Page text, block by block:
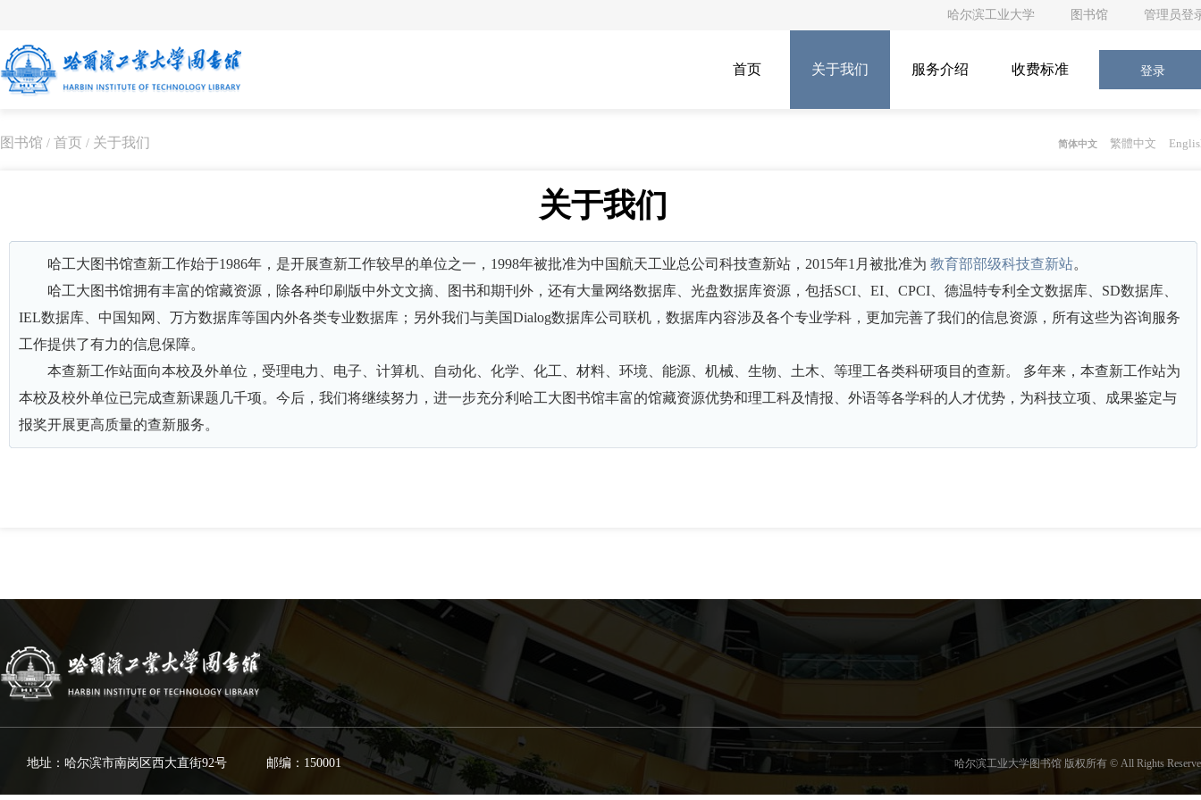
哈尔滨工业大学 图书馆 管理员登
登录
首页 关于我们 服务介绍 收费标准
简体中文 繁體中文
图书馆 / 首页 / 关于我们
关于我们
哈工大图书馆查新工作始于1986年，是开展查新工作较早的单位之一，1998年被批准为中国航天工业总公司科技查新站，2015年1月被批准为 教育部部级科技查新站。
哈工大图书馆拥有丰富的馆藏资源，除各种印刷版中外文文摘、图书和期刊外，还有大量网络数据库、光盘数据库资源，包括SCI、EI、CPCI、德温特专利全文数据库、SD数据库、
IEL数据库、中国知网、万方数据库等国内外各类专业数据库；另外我们与美国Dialog数据库公司联机，数据库内容涉及各个专业学科，更加完善了我们的信息资源，所有这些为咨询服务
工作提供了有力的信息保障。
本查新工作站面向本校及外单位，受理电力、电子、计算机、自动化、化学、化工、材料、环境、能源、机械、生物、土木、等理工各类科研项目的查新。 多年来，本查新工作站为
本校及校外单位已完成查新课题几千项。今后，我们将继续努力，进一步充分利哈工大图书馆丰富的馆藏资源优势和理工科及情报、外语等各学科的人才优势，为科技立项、成果鉴定与
报奖开展更高质量的查新服务。
地址：哈尔滨市南岗区西大直街92号 邮编：150001 哈尔滨工业大学图书馆 版权所有 © All Rights